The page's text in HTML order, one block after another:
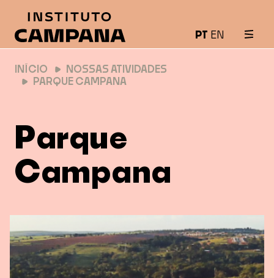
PT EN
INÍCIO
NOSSAS ATIVIDADES
PARQUE CAMPANA
Parque
Campana